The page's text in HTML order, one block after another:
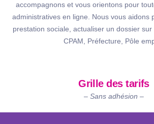
accompagnons et vous orientons pour
administratives en ligne. Nous vous aidons
prestation sociale, actualiser un dossier sur
CPAM, Préfecture, Pôle
Grille des tarifs
– Sans adhésion –